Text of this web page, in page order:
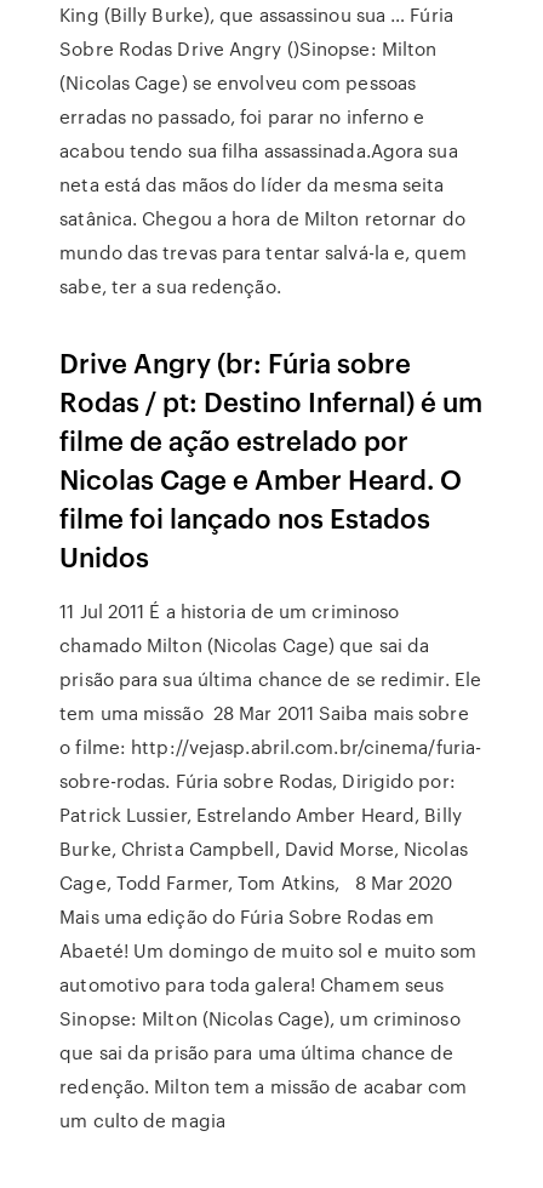
King (Billy Burke), que assassinou sua … Fúria
Sobre Rodas Drive Angry ()Sinopse: Milton
(Nicolas Cage) se envolveu com pessoas
erradas no passado, foi parar no inferno e
acabou tendo sua filha assassinada.Agora sua
neta está das mãos do líder da mesma seita
satânica. Chegou a hora de Milton retornar do
mundo das trevas para tentar salvá-la e, quem
sabe, ter a sua redenção.
Drive Angry (br: Fúria sobre
Rodas / pt: Destino Infernal) é um
filme de ação estrelado por
Nicolas Cage e Amber Heard. O
filme foi lançado nos Estados
Unidos
11 Jul 2011 É a historia de um criminoso
chamado Milton (Nicolas Cage) que sai da
prisão para sua última chance de se redimir. Ele
tem uma missão 28 Mar 2011 Saiba mais sobre
o filme: http://vejasp.abril.com.br/cinema/furia-
sobre-rodas. Fúria sobre Rodas, Dirigido por:
Patrick Lussier, Estrelando Amber Heard, Billy
Burke, Christa Campbell, David Morse, Nicolas
Cage, Todd Farmer, Tom Atkins, 8 Mar 2020
Mais uma edição do Fúria Sobre Rodas em
Abaeté! Um domingo de muito sol e muito som
automotivo para toda galera! Chamem seus
Sinopse: Milton (Nicolas Cage), um criminoso
que sai da prisão para uma última chance de
redenção. Milton tem a missão de acabar com
um culto de magia